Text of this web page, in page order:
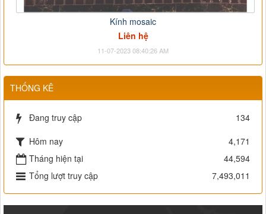
Kính mosaic
Liên hệ
11-07-2023 08:40:26 AM
THỐNG KÊ
Đang truy cập
134
Hôm nay
4,171
Tháng hiện tại
44,594
Tổng lượt truy cập
7,493,011